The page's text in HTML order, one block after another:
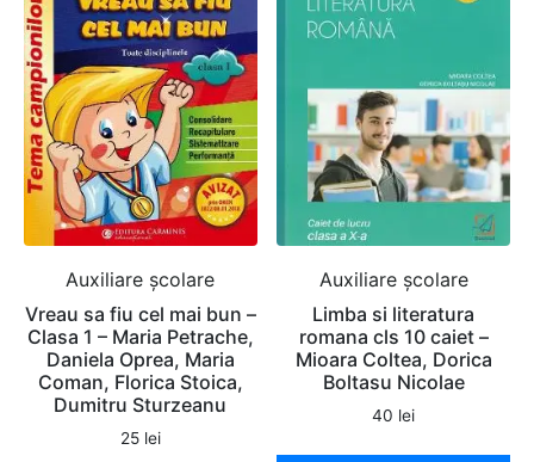
Auxiliare şcolare
Vreau sa fiu cel mai bun –
Clasa 1 – Maria Petrache,
Daniela Oprea, Maria
Coman, Florica Stoica,
Dumitru Sturzeanu
25 lei
Auxiliare şcolare
Limba si literatura
romana cls 10 caiet –
Mioara Coltea, Dorica
Boltasu Nicolae
40 lei